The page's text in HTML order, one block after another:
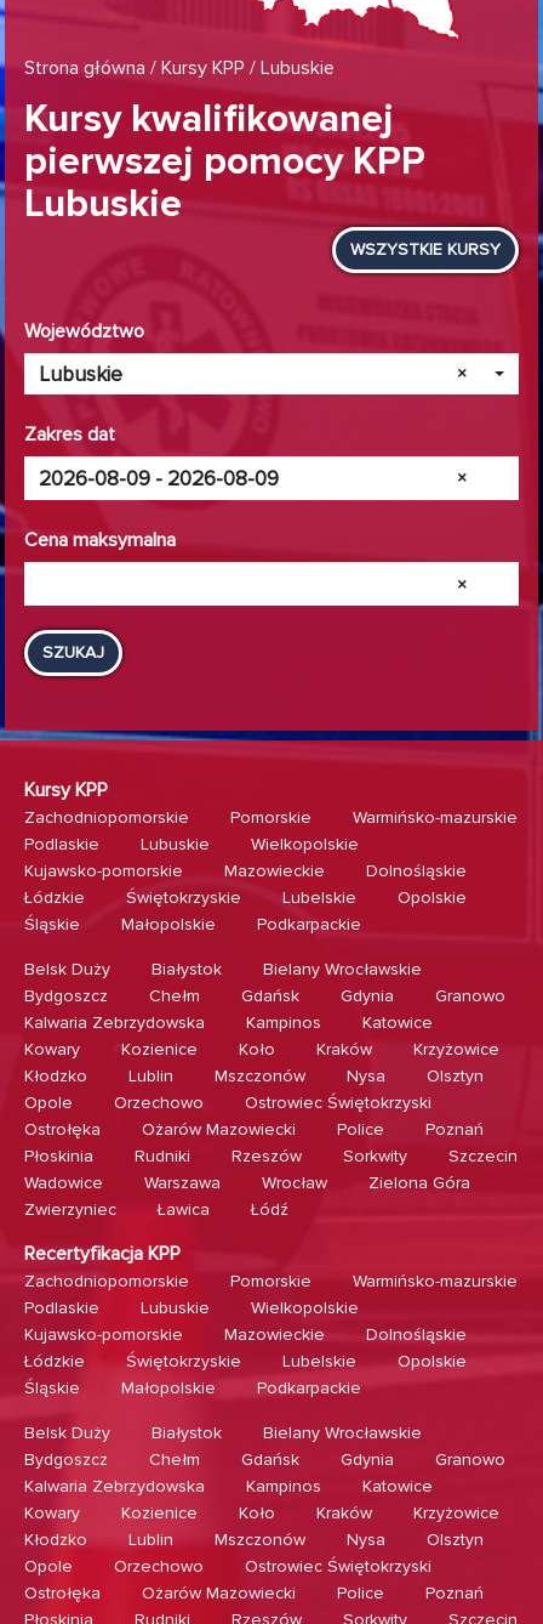
Strona główna / Kursy KPP / Lubuskie
Kursy kwalifikowanej
pierwszej pomocy KPP
Lubuskie
WSZYSTKIE KURSY
Województwo
×
Lubuskie
Zakres dat
×
Cena maksymalna
×
SZUKAJ
Kursy KPP
Zachodniopomorskie Pomorskie
Warmińsko-mazurskie
Podlaskie
Lubuskie
Wielkopolskie
Kujawsko-pomorskie
Mazowieckie
Dolnośląskie
Łódzkie
Świętokrzyskie Lubelskie
Opolskie
Śląskie
Małopolskie Podkarpackie
Belsk Duży Białystok
Bielany Wrocławskie
Bydgoszcz
Chełm Gdańsk Gdynia
Granowo
Kalwaria Zebrzydowska
Kampinos
Katowice
Kowary
Kozienice Koło Kraków
Krzyżowice
Kłodzko
Lublin Mszczonów Nysa
Olsztyn
Opole
Orzechowo
Ostrowiec Świętokrzyski
Ostrołęka
Ożarów Mazowiecki Police
Poznań
Płoskinia
Rudniki Rzeszów Sorkwity
Szczecin
Wadowice
Warszawa Wrocław
Zielona Góra
Zwierzyniec
Ławica Łódź
Recertyfikacja KPP
Zachodniopomorskie Pomorskie
Warmińsko-mazurskie
Podlaskie
Lubuskie
Wielkopolskie
Kujawsko-pomorskie
Mazowieckie
Dolnośląskie
Łódzkie
Świętokrzyskie Lubelskie
Opolskie
Śląskie
Małopolskie Podkarpackie
Belsk Duży Białystok
Bielany Wrocławskie
Bydgoszcz
Chełm Gdańsk Gdynia
Granowo
Kalwaria Zebrzydowska
Kampinos
Katowice
Kowary
Kozienice Koło Kraków
Krzyżowice
Kłodzko
Lublin Mszczonów Nysa
Olsztyn
Opole
Orzechowo
Ostrowiec Świętokrzyski
Ostrołęka
Ożarów Mazowiecki Police
Poznań